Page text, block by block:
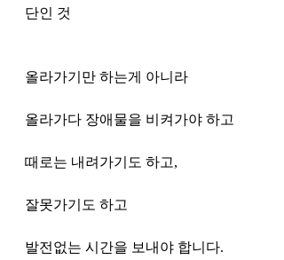
단인 것
올라가기만 하는게 아니라
올라가다 장애물을 비켜가야 하고
때로는 내려가기도 하고,
잘못가기도 하고
발전없는 시간을 보내야 합니다.